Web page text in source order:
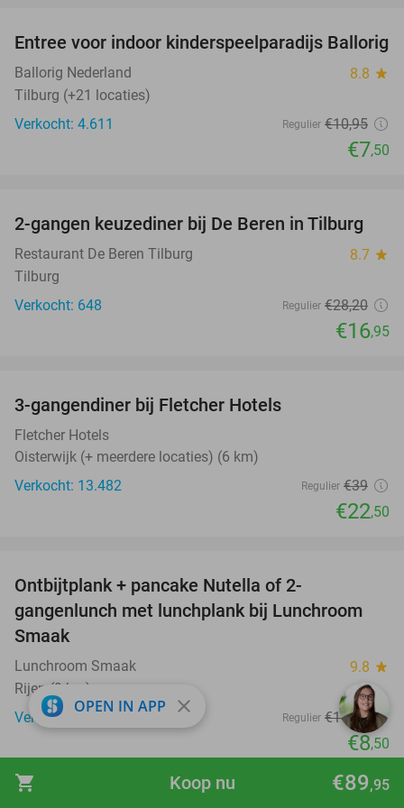
shopping_cart €89,95
Koop nu
32%
Entree voor indoor kinderspeelparadijs Ballorig
Ballorig Nederland 8.8 star
Tilburg (+21 locaties)
Verkocht: 4.611
Regulier €10,95
€7,50
40%
2-gangen keuzediner bij De Beren in Tilburg
Restaurant De Beren Tilburg 8.7 star
Tilburg
Verkocht: 648
Regulier €28,20
€16,95
3-gangendiner bij Fletcher Hotels
Fletcher Hotels
Oisterwijk (+ meerdere locaties) (6 km)
Verkocht: 13.482
Regulier €39
€22,50
Ontbijtplank + pancake Nutella of 2-
gangenlunch met lunchplank bij Lunchroom
Smaak
Lunchroom Smaak 9.8 star
Rijen (9 km)
Verkocht: 440
Regulier €14,50
€8,50
favorite_border
OPEN IN APP close